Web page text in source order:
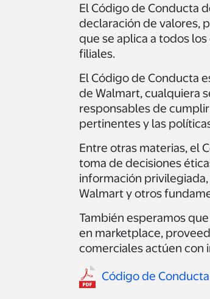
El Código de Conducta
declaración de valores,
que se aplica a todos
filiales.
El Código de Conducta
de Walmart, cualquiera
responsables de
pertinentes y las
Entre otras materias, el
toma de decisiones
información
Walmart y otros
También esperamos
en marketplace,
comerciales actúen con
Código de Conducta